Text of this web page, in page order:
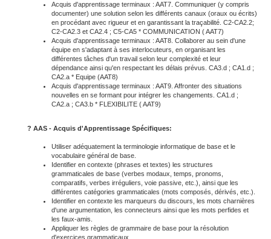
Acquis d'apprentissage terminaux : AAT7. Communiquer (y compris
documenter) une solution selon les différents canaux (oraux ou écrits)
en procédant avec rigueur et en garantissant la traçabilité. C2-CA2.2;
C2-CA2.3 et CA2.4 ; C5-CA5 * COMMUNICATION ( AAT7)
Acquis d'apprentissage terminaux : AAT8. Collaborer au sein d'une
équipe en s'adaptant à ses interlocuteurs, en organisant les
différentes tâches d'un travail selon leur complexité et leur
dépendance ainsi qu'en respectant les délais prévus. CA3.d ; CA1.d ;
CA2.a * Equipe (AAT8)
Acquis d'apprentissage terminaux : AAT9. Affronter des situations
nouvelles en se formant pour intégrer les changements. CA1.d ;
CA2.a ; CA3.b * FLEXIBILITE ( AAT9)
? AAS - Acquis d'Apprentissage Spécifiques:
Utiliser adéquatement la terminologie informatique de base et le
vocabulaire général de base.
Identifier en contexte (phrases et textes) les structures
grammaticales de base (verbes modaux, temps, pronoms,
comparatifs, verbes irréguliers, voie passive, etc.), ainsi que les
différentes catégories grammaticales (mots composés, dérivés, etc.).
Identifier en contexte les marqueurs du discours, les mots charnières
d'une argumentation, les connecteurs ainsi que les mots perfides et
les faux-amis.
Appliquer les règles de grammaire de base pour la résolution
d'exercices grammaticaux.